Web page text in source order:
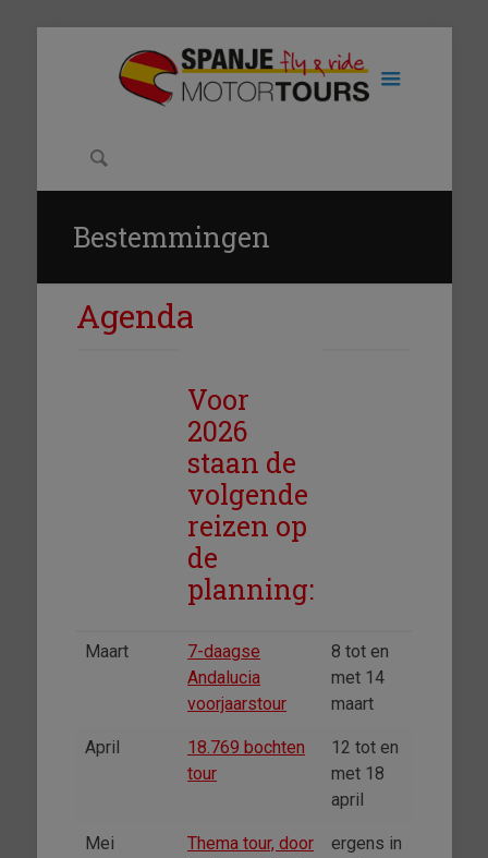
Bestemmingen
Agenda
Voor
2026
staan de
volgende
reizen op
de
planning:
Maart
7-daagse
Andalucia
voorjaarstour
8 tot en
met 14
maart
April
18.769 bochten
tour
12 tot en
met 18
april
Mei
Thema tour, door
ergens in